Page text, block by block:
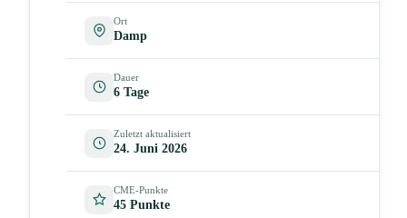
Ort
Damp
Dauer
6 Tage
Zuletzt aktualisiert
24. Juni 2026
CME-Punkte
45 Punkte